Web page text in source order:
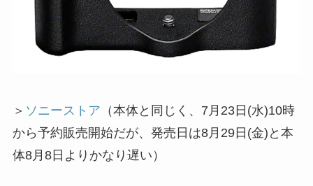
＞ ソニーストア （本体と同じく、7月23日(水)10時
から予約販売開始だが、発売日は8月29日(金)と本
体8月8日よりかなり遅い）